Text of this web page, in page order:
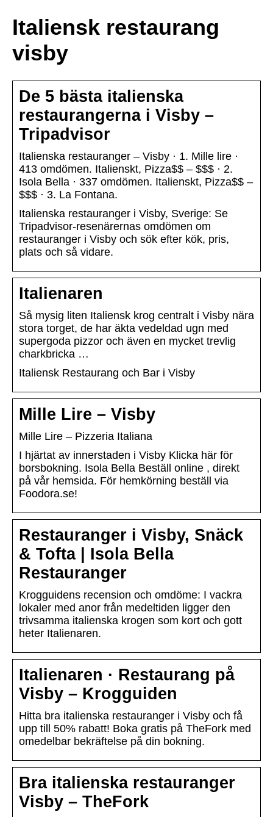
Italiensk restaurang
visby
De 5 bästa italienska
restaurangerna i Visby –
Tripadvisor
Italienska restauranger – Visby · 1. Mille lire ·
413 omdömen. Italienskt, Pizza$$ – $$$ · 2.
Isola Bella · 337 omdömen. Italienskt, Pizza$$ –
$$$ · 3. La Fontana.
Italienska restauranger i Visby, Sverige: Se
Tripadvisor-resenärernas omdömen om
restauranger i Visby och sök efter kök, pris,
plats och så vidare.
Italienaren
Så mysig liten Italiensk krog centralt i Visby nära
stora torget, de har äkta vedeldad ugn med
supergoda pizzor och även en mycket trevlig
charkbricka …
Italiensk Restaurang och Bar i Visby
Mille Lire – Visby
Mille Lire – Pizzeria Italiana
I hjärtat av innerstaden i Visby Klicka här för
borsbokning. Isola Bella Beställ online , direkt
på vår hemsida. För hemkörning beställ via
Foodora.se!
Restauranger i Visby, Snäck
& Tofta | Isola Bella
Restauranger
Krogguidens recension och omdöme: I vackra
lokaler med anor från medeltiden ligger den
trivsamma italienska krogen som kort och gott
heter Italienaren.
Italienaren · Restaurang på
Visby – Krogguiden
Hitta bra italienska restauranger i Visby och få
upp till 50% rabatt! Boka gratis på TheFork med
omedelbar bekräftelse på din bokning.
Bra italienska restauranger
Visby – TheFork